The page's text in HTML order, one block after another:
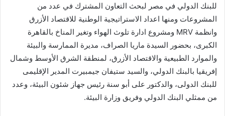
للبنك الدولي في مصر لبحث التعاون المشترك في عدد من
المشروعات ومنها اعداد الاستراتيجية الوطنية للاقتصاد الأزرق
وانظمة MRV ومشروع ادارة تلوث الهواء وتغير المناخ بالقاهرة
الكبرى، بحضور السيدة ماريا الصراف، مديرة الممارسة والبيئة
والموارد الطبيعية والاقتصاد الأزرق، لمنطقة الشرق الأوسط وشمال
إفريقيا بالبنك الدولي، والسيد ستيفان جيمبيرت المدير الإقليمى
للبنك الدولى، والدكتور على أبو سنة رئيس جهاز شئون البيئة، وعدد
من ممثلي البنك الدولي وفريق وزارة البيئة.